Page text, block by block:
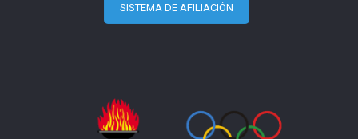
SISTEMA DE AFILIACIÓN